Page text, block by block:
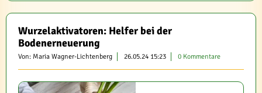
Wurzelaktivatoren: Helfer bei der
Bodenerneuerung
Von: Maria Wagner-Lichtenberg 26.05.24 15:23 0 Kommentare